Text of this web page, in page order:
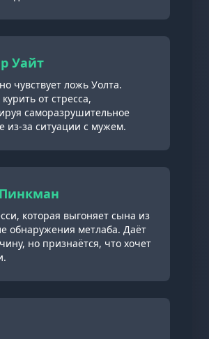
Уайт
чувствует ложь Уолта.
от стресса,
саморазрушительное
из-за ситуации с мужем.
которая выгоняет сына из
обнаружения метлаба. Даёт
но признаётся, что хочет